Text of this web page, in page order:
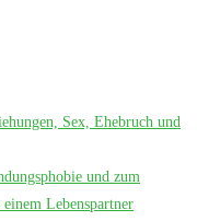
Sex, Ehebruch und
und zum
Lebenspartner